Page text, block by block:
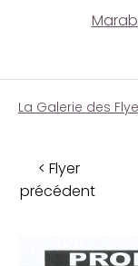
La Galerie des
< Flyer
précédent